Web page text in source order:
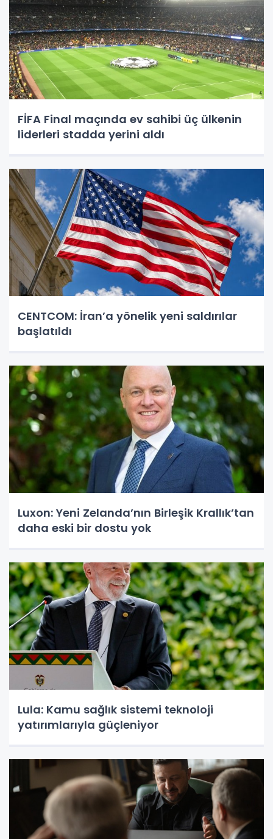
FİFA Final maçında ev sahibi üç ülkenin
liderleri stadda yerini aldı
CENTCOM: İran’a yönelik yeni saldırılar
başlatıldı
Luxon: Yeni Zelanda’nın Birleşik Krallık’tan
daha eski bir dostu yok
Lula: Kamu sağlık sistemi teknoloji
yatırımlarıyla güçleniyor